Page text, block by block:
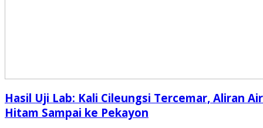
Hasil Uji Lab: Kali Cileungsi Tercemar, Aliran Air
Hitam Sampai ke Pekayon